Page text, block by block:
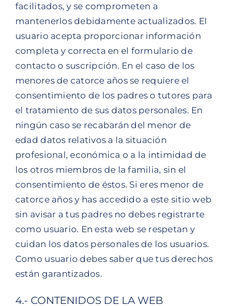
facilitados, y se comprometen a
mantenerlos debidamente actualizados. El
usuario acepta proporcionar información
completa y correcta en el formulario de
contacto o suscripción. En el caso de los
menores de catorce años se requiere el
consentimiento de los padres o tutores para
el tratamiento de sus datos personales. En
ningún caso se recabarán del menor de
edad datos relativos a la situación
profesional, económica o a la intimidad de
los otros miembros de la familia, sin el
consentimiento de éstos. Si eres menor de
catorce años y has accedido a este sitio web
sin avisar a tus padres no debes registrarte
como usuario. En esta web se respetan y
cuidan los datos personales de los usuarios.
Como usuario debes saber que tus derechos
están garantizados.
4.- CONTENIDOS DE LA WEB